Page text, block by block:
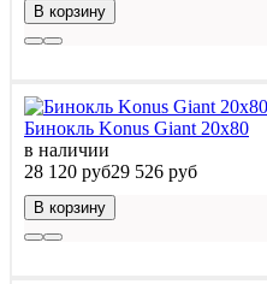
В корзину
Бинокль Konus Giant 20x80
в наличии
28 120 руб29 526 руб
В корзину